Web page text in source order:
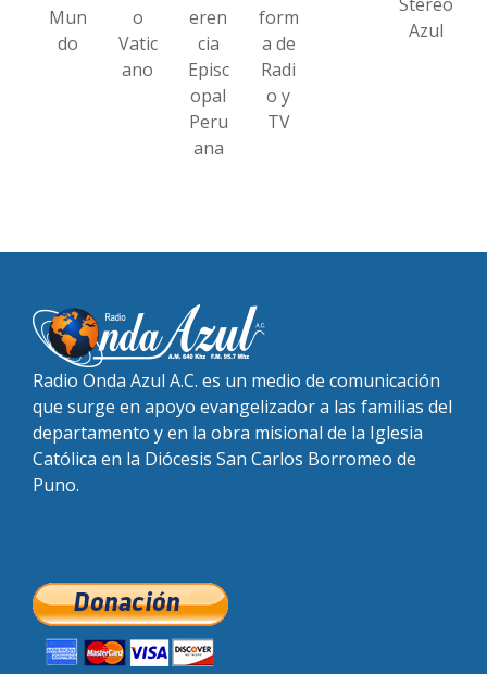
Mun
do
o
Vatic
ano
eren
cia
Episc
opal
Peru
ana
form
a de
Radi
o y
TV
Azul
Radio Onda Azul A.C. es un medio de comunicación
que surge en apoyo evangelizador a las familias del
departamento y en la obra misional de la Iglesia
Católica en la Diócesis San Carlos Borromeo de
Puno.